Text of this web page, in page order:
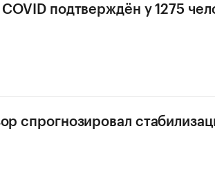
подтверждён у 1275
спрогнозировал